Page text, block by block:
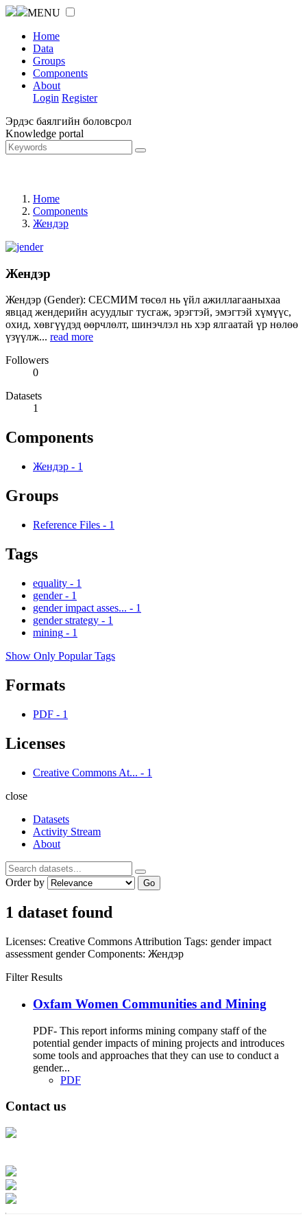
MENU
Home
Data
Groups
Components
About
Login Register
Эрдэс баялгийн боловсрол
Knowledge portal
Home
Components
Жендэр
Жендэр
Жендэр (Gender): СЕСМИМ төсөл нь үйл ажиллагааныхаа
явцад жендерийн асуудлыг тусгаж, эрэгтэй, эмэгтэй хүмүүс,
охид, хөвгүүдэд өөрчлөлт, шинэчлэл нь хэр ялгаатай үр нөлөө
үзүүлж... read more
Followers
0
Datasets
1
Components
Жендэр - 1
Groups
Reference Files - 1
Tags
equality - 1
gender - 1
gender impact asses... - 1
gender strategy - 1
mining - 1
Show Only Popular Tags
Formats
PDF - 1
Licenses
Creative Commons At... - 1
close
Datasets
Activity Stream
About
Order by Go
1 dataset found
Licenses: Creative Commons Attribution Tags: gender impact
assessment genderComponents: Жендэр
Filter Results
Oxfam Women Communities and Mining
PDF- This report informs mining company staff of the
potential gender impacts of mining projects and introduces
some tools and approaches that they can use to conduct a
gender...
PDF
Contact us